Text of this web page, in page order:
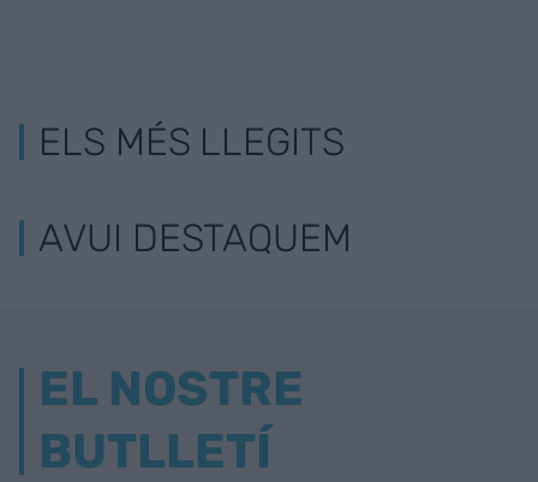
ELS MÉS LLEGITS
AVUI DESTAQUEM
EL NOSTRE
BUTLLETÍ